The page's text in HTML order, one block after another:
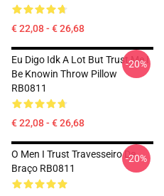
€ 22,08 - € 26,68
Eu Digo Idk A Lot But Trust Me I
Be Knowin Throw Pillow
RB0811
€ 22,08 - € 26,68
-20%
O Men I Trust Travesseiro De
Braço RB0811
-20%